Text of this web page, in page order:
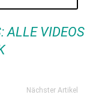
ALLE VIDEOS
Nächster Artikel